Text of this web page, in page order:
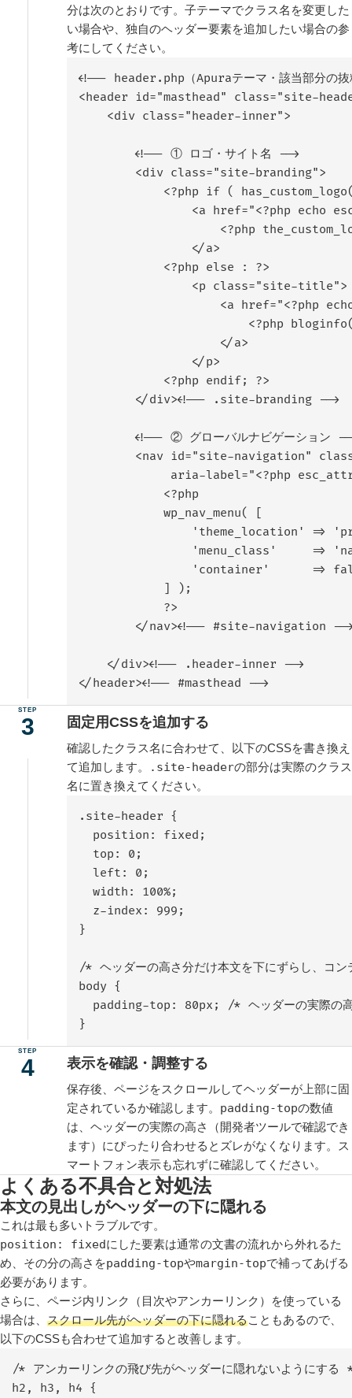
分は次のとおりです。子テーマでクラス名を変更した
い場合や、独自のヘッダー要素を追加したい場合の参
考にしてください。
<!-- header.php（Apuraテーマ・該当部分の
<header id="masthead" class="site-
    <div class="header-inner">
        <!-- ① ロゴ・サイト名 -->
        <div class="site-branding">
<?php if (
<a href="<?php echo
<?php
                </a>
            <?php else : ?>
                <p class="site-title">
<a href="<?php
<?php
                    </a>
                </p>
            <?php endif; ?>
        </div><!-- .site-branding -->
<!-- ② グローバルナビゲーション
<nav id="site-navigation"
aria-label="<?php
            <?php
            wp_nav_menu( [
'theme_location' =>
'menu_class'     =>
'container'      =>
            ] );
            ?>
</nav><!-- #site-navigation --
    </div><!-- .header-inner -->
</header><!-- #masthead -->
固定用CSSを追加する
確認したクラス名に合わせて、以下のCSSを書き換え
て追加します。
.site-headerの部分は実際のクラス
名に置き換えてください。
.site-header {
  position: fixed;
  top: 0;
  left: 0;
  width: 100%;
  z-index: 999;
}
/* ヘッダーの高さ分だけ本文を下にずらし、コ
body {
padding-top: 80px; /* ヘッダーの実際の
}
表示を確認・調整する
保存後、ページをスクロールしてヘッダーが上部に固
定されているか確認します。 padding-topの数値
は、ヘッダーの実際の高さ（開発者ツールで確認でき
ます）にぴったり合わせるとズレがなくなります。ス
マートフォン表示も忘れずに確認してください。
よくある不具合と対処法
本文の見出しがヘッダーの下に隠れる
これは最も多いトラブルです。
position: fixedにした要素は通常の文書の流れから外れるた
め、その分の高さをpadding-topやmargin-topで補ってあげる
必要があります。
さらに、ページ内リンク（目次やアンカーリンク）を使っている
場合は、 スクロール先がヘッダーの下に隠れることもあるので、
以下のCSSも合わせて追加すると改善します。
/* アンカーリンクの飛び先がヘッダーに隠れないようにする
h2, h3, h4 {